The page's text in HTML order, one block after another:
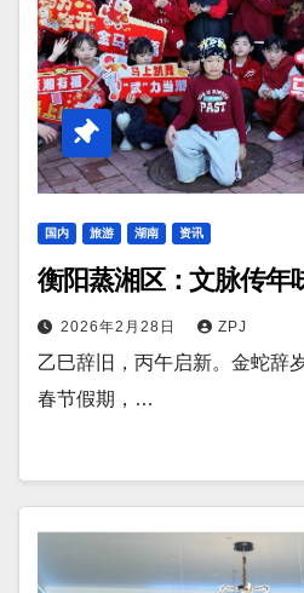
国内 旅游 湖南 资讯
衡阳蒸湘区：文脉传年
2026年2月28日 ZPJ
乙巳辞旧，丙午启新。金蛇辞
春节假期，…